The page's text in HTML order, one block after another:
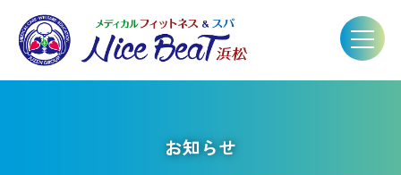
お知らせ